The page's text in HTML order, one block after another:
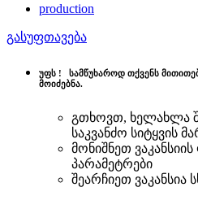
production
გასუფთავება
უფს !
სამწუხაროდ თქვენს
მოიძებნა.
გთხოვთ, ხელახლა
საკვანძო სიტყვის
მონიშნეთ
პარამეტრები
შეარჩიეთ ვაკანსია